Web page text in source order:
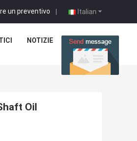
Italian
un preventivo |
NOTIZIE CASI
Oil